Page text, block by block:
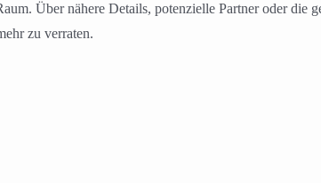
Über nähere Details, potenzielle Partner oder die
zu verraten.